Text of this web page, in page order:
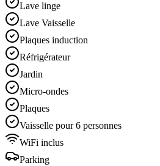
Lave linge
Lave Vaisselle
Plaques induction
Réfrigérateur
Jardin
Micro-ondes
Plaques
Vaisselle pour 6 personnes
WiFi inclus
Parking